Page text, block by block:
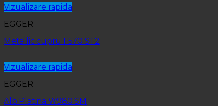
Vizualizare rapida
EGGER
Metallic cupru F570 ST2
Vizualizare rapida
EGGER
Alb Platina W980 SM